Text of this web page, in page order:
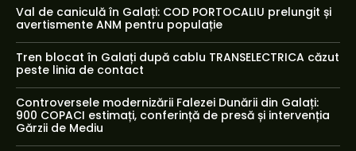
Val de caniculă în Galați: COD PORTOCALIU prelungit și
avertismente ANM pentru populație
Tren blocat în Galați după cablu TRANSELECTRICA căzut
peste linia de contact
Controversele modernizării Falezei Dunării din Galați:
900 COPACI estimați, conferință de presă și intervenția
Gărzii de Mediu